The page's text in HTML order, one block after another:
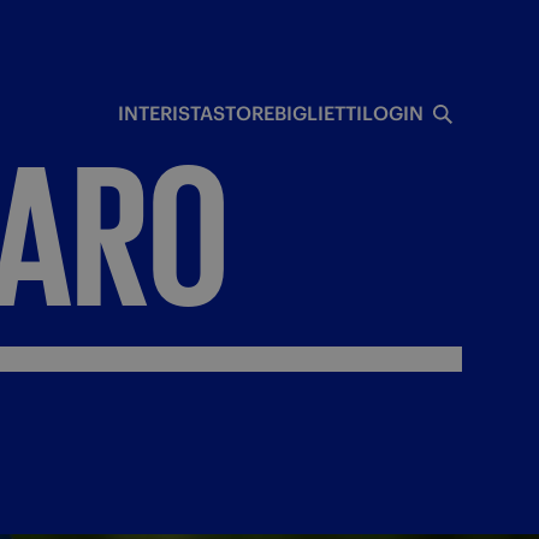
INTERISTASTOREBIGLIETTILOGIN